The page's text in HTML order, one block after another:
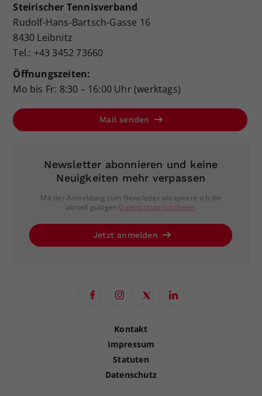
Steirischer Tennisverband
Rudolf-Hans-Bartsch-Gasse 16
8430 Leibnitz
Tel.: +43 3452 73660
Öffnungszeiten:
Mo bis Fr: 8:30 – 16:00 Uhr (werktags)
Mail senden
Newsletter abonnieren und keine
Neuigkeiten mehr verpassen
Mit der Anmeldung zum Newsletter akzeptiere ich die
aktuell gültigen Datenschutzrichtlinien.
Jetzt anmelden
Kontakt
Impressum
Statuten
Datenschutz